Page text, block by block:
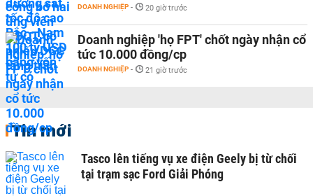
DOANH NGHIỆP - 20 giờ trước
Doanh nghiệp 'họ FPT' chốt ngày nhận cổ
tức 10.000 đồng/cp
DOANH NGHIỆP - 21 giờ trước
Tin mới
Tasco lên tiếng vụ xe điện Geely bị từ chối
tại trạm sạc Ford Giải Phóng